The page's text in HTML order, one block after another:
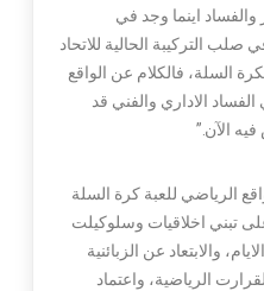
والفساد اينما وجد في
التركيبة الحالية للاتحاد
لكرة السلة، فالكلام عن الواقع
الاداري والفني قد
الآن.”
الرياضي للعبة كرة السلة
تبني اخلاقيات وسلوكيلت
والابتعاد عن الزبائنية
الرياضية، واعتماد